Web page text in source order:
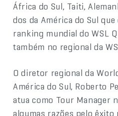
África do Sul, Taiti,
dos da América do Sul
ranking mundial do WSL
também no regional da
O diretor regional da
América do Sul, Roberto
atua como Tour Manager
algumas razões pelo